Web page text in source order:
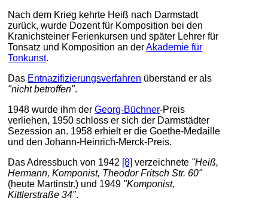
Nach dem Krieg kehrte Heiß nach Darmstadt
zurück, wurde Dozent für Komposition bei den
Kranichsteiner Ferienkursen und später Lehrer für
Tonsatz und Komposition an derAkademie für
Tonkunst.
Das Entnazifizierungsverfahren überstand er als
"nicht betroffen".
1948 wurde ihm derGeorg-Büchner-Preis
verliehen, 1950 schloss er sich der Darmstädter
Sezession an. 1958 erhielt er die Goethe-Medaille
und den Johann-Heinrich-Merck-Preis.
Das Adressbuch von 1942 [8] verzeichnete "Heiß,
Hermann, Komponist, Theodor Fritsch Str. 60"
(heute Martinstr.) und 1949 "Komponist,
Kittlerstraße 34".